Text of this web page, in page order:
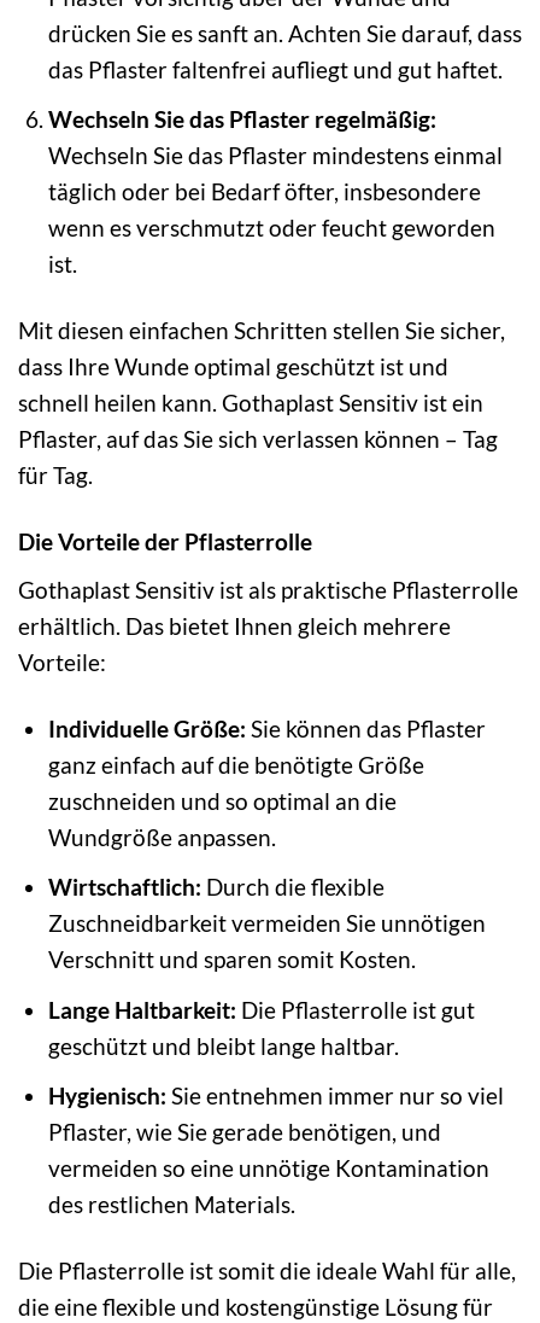
drücken Sie es sanft an. Achten Sie darauf, dass
das Pflaster faltenfrei aufliegt und gut haftet.
Wechseln Sie das Pflaster regelmäßig:
Wechseln Sie das Pflaster mindestens einmal
täglich oder bei Bedarf öfter, insbesondere
wenn es verschmutzt oder feucht geworden
ist.
Mit diesen einfachen Schritten stellen Sie sicher,
dass Ihre Wunde optimal geschützt ist und
schnell heilen kann. Gothaplast Sensitiv ist ein
Pflaster, auf das Sie sich verlassen können – Tag
für Tag.
Die Vorteile der Pflasterrolle
Gothaplast Sensitiv ist als praktische Pflasterrolle
erhältlich. Das bietet Ihnen gleich mehrere
Vorteile:
Individuelle Größe: Sie können das Pflaster
ganz einfach auf die benötigte Größe
zuschneiden und so optimal an die
Wundgröße anpassen.
Wirtschaftlich: Durch die flexible
Zuschneidbarkeit vermeiden Sie unnötigen
Verschnitt und sparen somit Kosten.
Lange Haltbarkeit: Die Pflasterrolle ist gut
geschützt und bleibt lange haltbar.
Hygienisch: Sie entnehmen immer nur so viel
Pflaster, wie Sie gerade benötigen, und
vermeiden so eine unnötige Kontamination
des restlichen Materials.
Die Pflasterrolle ist somit die ideale Wahl für alle,
die eine flexible und kostengünstige Lösung für